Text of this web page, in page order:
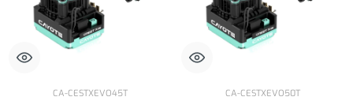
CA-CESTXEVO45T
CA-CESTXEVO50T